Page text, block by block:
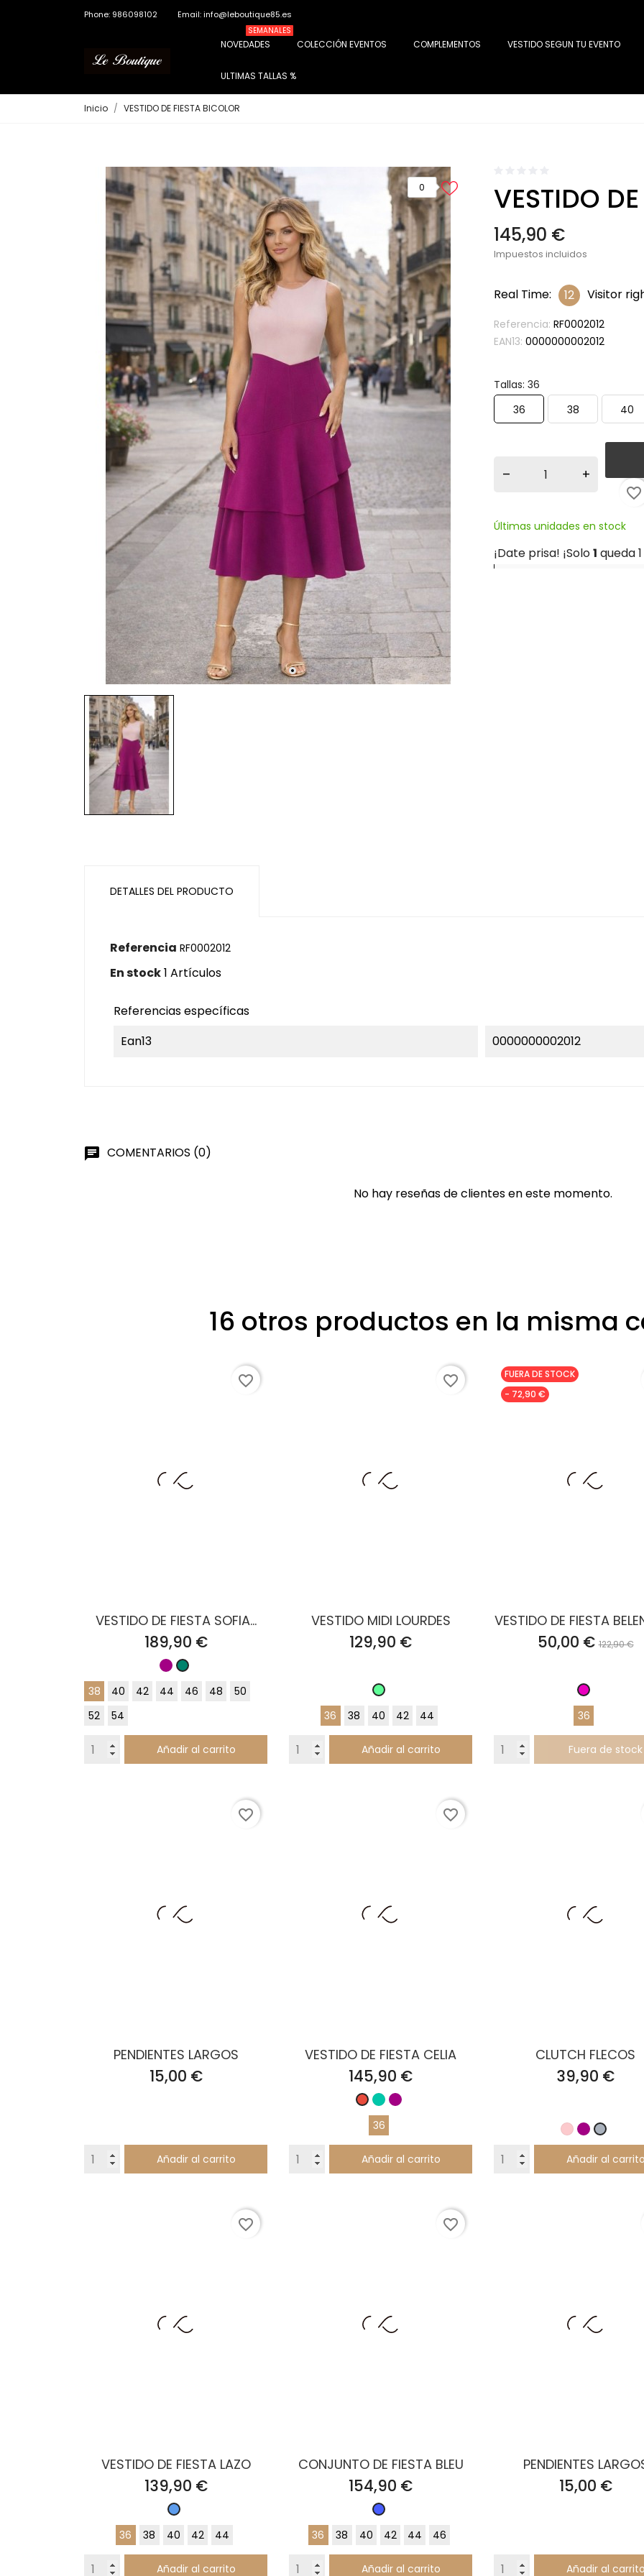
Phone: 986098102 Email: info@leboutique85.es
NOVEDADES
SEMANALES
COLECCIÓN EVENTOS COMPLEMENTOS VESTIDO SEGUN TU EVENTO
ULTIMAS TALLAS %
Inicio VESTIDO DE FIESTA BICOLOR
0 VESTIDO
145,90 €
Impuestos incluidos
Real Time: 12 Visitor
Referencia: RF0002012
EAN13: 0000000002012
Tallas: 36
36
38 40
– +
favorite_border
Últimas unidades en stock
¡Date prisa! ¡Solo1 queda
DETALLES DEL PRODUCTO
Referencia RF0002012
En stock1 Artículos
Referencias específicas
Ean13
0000000002012
chat COMENTARIOS (0)
No hay reseñas de clientes en este momento.
16 otros productos en la misma
VESTIDO DE FIESTA SOFIA...
Precio
189,90 €
Buganvilla
Verde
pato
38 40 42 44 46 48
50
52
54
Añadir al carrito
favorite_border
VESTIDO MIDI LOURDES
Precio
129,90 €
Verde
Pastel
36 38 40 42 44
Añadir al carrito
favorite_border
VESTIDO DE FIESTA
Precio
50,00 €Precio
122,90 €
Fucsia
36
Fuera de stock
FUERA DE STOCK
- 72,90 €
PENDIENTES LARGOS
Precio
15,00 €
Añadir al carrito
favorite_border
VESTIDO DE FIESTA CELIA
Precio
145,90 €
RojoTurquesa
Buganvilla
36
Añadir al carrito
favorite_border
CLUTCH FLECOS
Precio
39,90 €
Rosa
Palo
Buganvilla
Gris
Añadir al carrito
VESTIDO DE FIESTA LAZO
Precio
139,90 €
Azul
36
38 40 42 44
Añadir al carrito
favorite_border
CONJUNTO DE FIESTA BLEU
Precio
154,90 €
Azul
Zafiro
36 38 40 42 44 46
Añadir al carrito
favorite_border
PENDIENTES
Precio
15,00 €
Añadir al carrito